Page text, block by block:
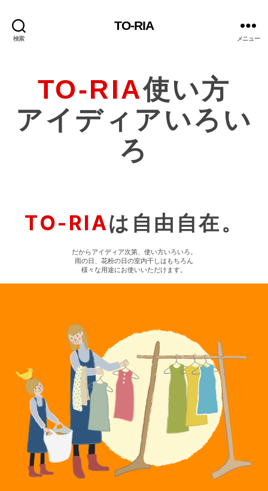
検索
TO-RIA
メニュー
TO-RIA使い方
アイディアいろい
ろ
TO-RIAは自由自在。
だからアイディア次第、使い方いろいろ。
雨の日、花粉の日の室内干しはもちろん
様々な用途にお使いいただけます。